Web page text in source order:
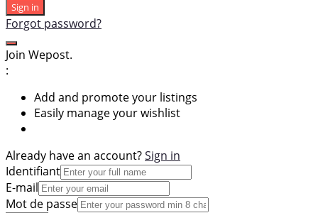
Sign in
Forgot password?
Join Wepost.
:
Add and promote your listings
Easily manage your wishlist
Already have an account?Sign in
Identifiant
E-mail
Mot de passe